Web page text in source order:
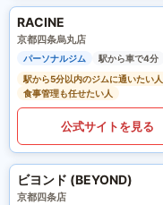
RACINE
京都四条烏丸店
パーソナルジム
駅から車で4分
駅から5分以内のジムに通いたい人
食事管理も任せたい人
公式サイトを見る
ビヨンド (BEYOND)
京都四条店